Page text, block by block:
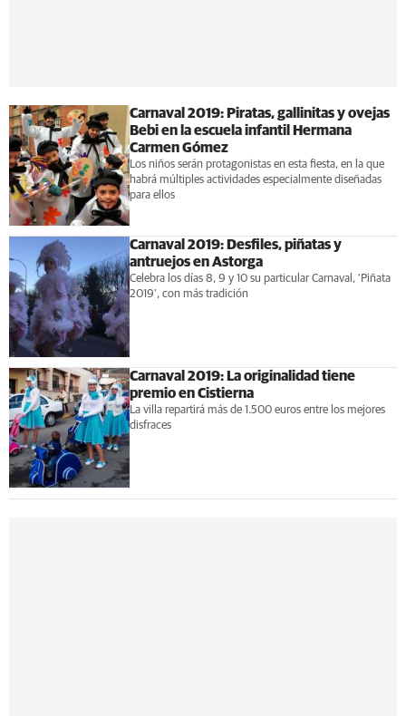
Carnaval 2019: Piratas, gallinitas y ovejas
Bebi en la escuela infantil Hermana
Carmen Gómez
Los niños serán protagonistas en esta fiesta, en la que
habrá múltiples actividades especialmente diseñadas
para ellos
Carnaval 2019: Desfiles, piñatas y
antruejos en Astorga
Celebra los días 8, 9 y 10 su particular Carnaval, ‘Piñata
2019’, con más tradición
Carnaval 2019: La originalidad tiene
premio en Cistierna
La villa repartirá más de 1.500 euros entre los mejores
disfraces